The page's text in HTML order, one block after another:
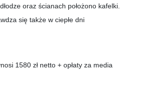
oraz ścianach położono kafelki.
się także w ciepłe dni
1580 zł netto + opłaty za media